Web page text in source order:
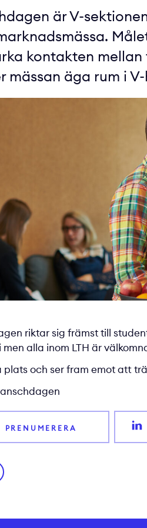
är V-
kontakten
mässan äga rum i V-
riktar sig främst till
alla inom LTH är
plats och ser fram emot att
PRENUMERERA